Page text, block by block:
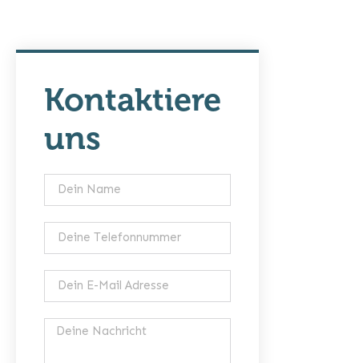
Kontaktiere
uns